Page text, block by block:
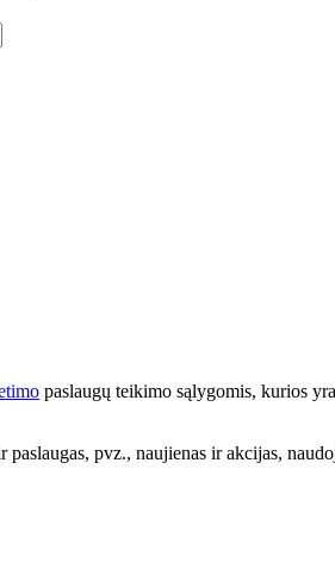
paslaugų teikimo sąlygomis, kurios
pvz., naujienas ir akcijas,